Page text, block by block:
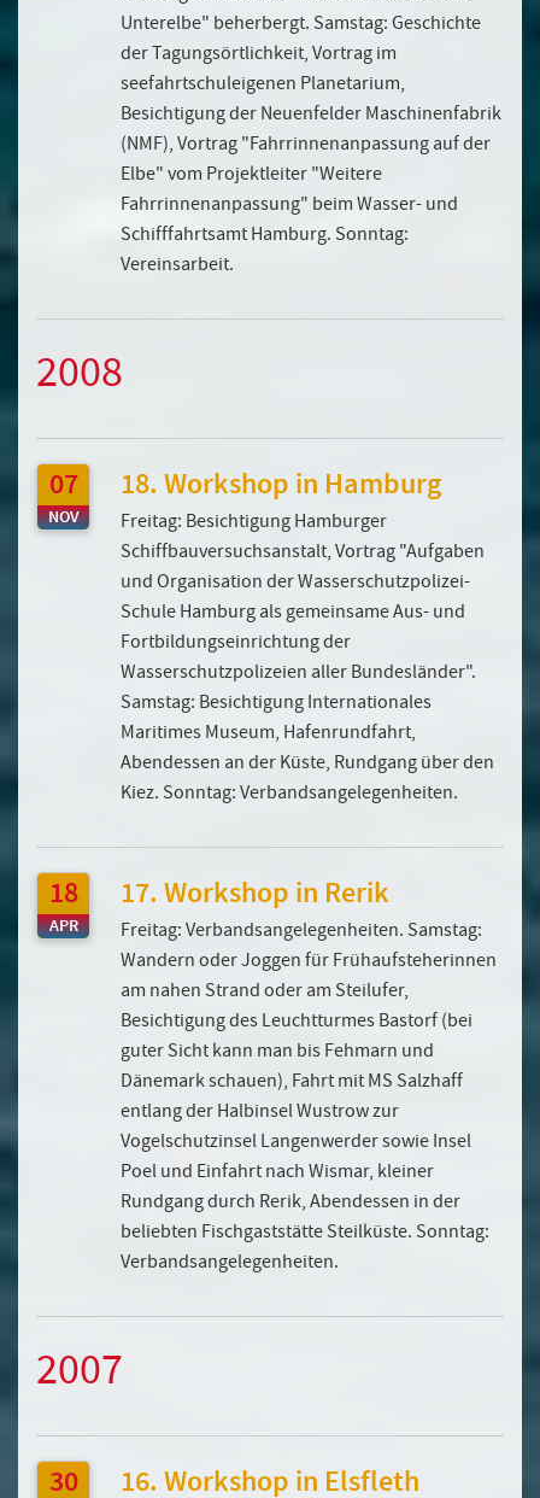
Unterelbe" beherbergt. Samstag: Geschichte
der Tagungsörtlichkeit, Vortrag im
seefahrtschuleigenen Planetarium,
Besichtigung der Neuenfelder Maschinenfabrik
(NMF), Vortrag "Fahrrinnenanpassung auf der
Elbe" vom Projektleiter "Weitere
Fahrrinnenanpassung" beim Wasser- und
Schifffahrtsamt Hamburg. Sonntag:
Vereinsarbeit.
2008
07
NOV
18. Workshop in Hamburg
Freitag: Besichtigung Hamburger
Schiffbauversuchsanstalt, Vortrag "Aufgaben
und Organisation der Wasserschutzpolizei-
Schule Hamburg als gemeinsame Aus- und
Fortbildungseinrichtung der
Wasserschutzpolizeien aller Bundesländer".
Samstag: Besichtigung Internationales
Maritimes Museum, Hafenrundfahrt,
Abendessen an der Küste, Rundgang über den
Kiez. Sonntag: Verbandsangelegenheiten.
18
APR
17. Workshop in Rerik
Freitag: Verbandsangelegenheiten. Samstag:
Wandern oder Joggen für Frühaufsteherinnen
am nahen Strand oder am Steilufer,
Besichtigung des Leuchtturmes Bastorf (bei
guter Sicht kann man bis Fehmarn und
Dänemark schauen), Fahrt mit MS Salzhaff
entlang der Halbinsel Wustrow zur
Vogelschutzinsel Langenwerder sowie Insel
Poel und Einfahrt nach Wismar, kleiner
Rundgang durch Rerik, Abendessen in der
beliebten Fischgaststätte Steilküste. Sonntag:
Verbandsangelegenheiten.
2007
30 16. Workshop in Elsfleth